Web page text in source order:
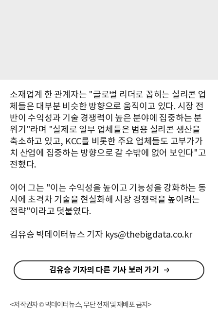
소재업계 한 관계자는 "글로벌 리더로 꼽히는 실리콘 업
체들은 대부분 비슷한 방향으로 움직이고 있다. 시장 전
반이 수익성과 기술 경쟁력이 높은 분야에 집중하는 분
위기"라며 "실제로 일부 업체들은 범용 실리콘 생산을
축소하고 있고, KCC를 비롯한 주요 업체들도 고부가가
치 산업에 집중하는 방향으로 갈 수밖에 없어 보인다"고
전했다.
이어 그는 "이는 수익성을 높이고 기능성을 강화하는 동
시에 초격차 기술을 현실화해 시장 경쟁력을 높이려는
전략"이라고 덧붙였다.
김유승 빅데이터뉴스 기자 kys@thebigdata.co.kr
김유승 기자의 다른 기사 보러 가기
<저작권자 © 빅데이터뉴스, 무단 전재 및 재배포 금지>